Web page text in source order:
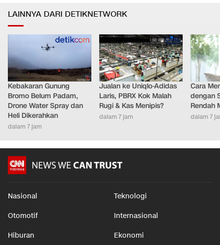
LAINNYA DARI DETIKNETWORK
Kebakaran Gunung
Bromo Belum Padam,
Drone Water Spray dan
Heli Dikerahkan
dalam 7 jam
Jualan ke Uniqlo-Adidas
Laris, PBRX Kok Malah
Rugi & Kas Menipis?
dalam 7 jam
Cara
dengan
Rendah
dalam 7
Nasional Teknologi
Otomotif Internasional
Hiburan Ekonomi